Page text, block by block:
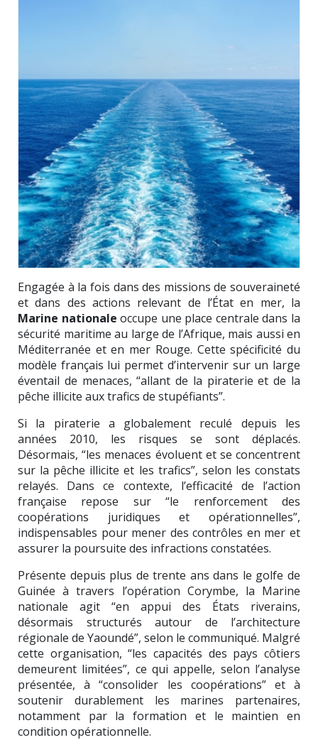
Engagée à la fois dans des missions de souveraineté
et dans des actions relevant de l’État en mer, la
Marine nationale occupe une place centrale dans la
sécurité maritime au large de l’Afrique, mais aussi en
Méditerranée et en mer Rouge. Cette spécificité du
modèle français lui permet d’intervenir sur un large
éventail de menaces, “allant de la piraterie et de la
pêche illicite aux trafics de stupéfiants”.
Si la piraterie a globalement reculé depuis les
années 2010, les risques se sont déplacés.
Désormais, “les menaces évoluent et se concentrent
sur la pêche illicite et les trafics”, selon les constats
relayés. Dans ce contexte, l’efficacité de l’action
française repose sur “le renforcement des
coopérations juridiques et opérationnelles”,
indispensables pour mener des contrôles en mer et
assurer la poursuite des infractions constatées.
Présente depuis plus de trente ans dans le golfe de
Guinée à travers l’opération Corymbe, la Marine
nationale agit “en appui des États riverains,
désormais structurés autour de l’architecture
régionale de Yaoundé”, selon le communiqué. Malgré
cette organisation, “les capacités des pays côtiers
demeurent limitées”, ce qui appelle, selon l’analyse
présentée, à “consolider les coopérations” et à
soutenir durablement les marines partenaires,
notamment par la formation et le maintien en
condition opérationnelle.